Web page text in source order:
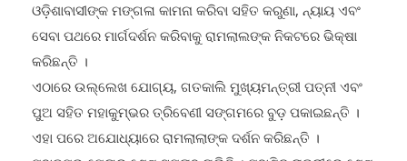
ଓଡ଼ିଶାବାସୀଙ୍କ ମଙ୍ଗଳା କାମନା କରିବା ସହିତ କରୁଣା, ନ୍ୟାୟ ଏବଂ
ସେବା ପଥରେ ମାର୍ଗଦର୍ଶନ କରିବାକୁ ରାମଲାଲଙ୍କ ନିକଟରେ ଭିକ୍ଷା
କରିଛନ୍ତି ।
ଏଠାରେ ଉଲ୍ଲେଖ ଯୋଗ୍ୟ, ଗତକାଲି ମୁଖ୍ୟମନ୍ତ୍ରୀ ପତ୍ନୀ ଏବଂ
ପୁଅ ସହିତ ମହାକୁମ୍ଭର ତ୍ରିବେଣୀ ସଙ୍ଗମରେ ବୁଡ଼ ପକାଇଛନ୍ତି ।
ଏହା ପରେ ଅଯୋଧ୍ୟାରେ ରାମଲାଲାଙ୍କ ଦର୍ଶନ କରିଛନ୍ତି ।